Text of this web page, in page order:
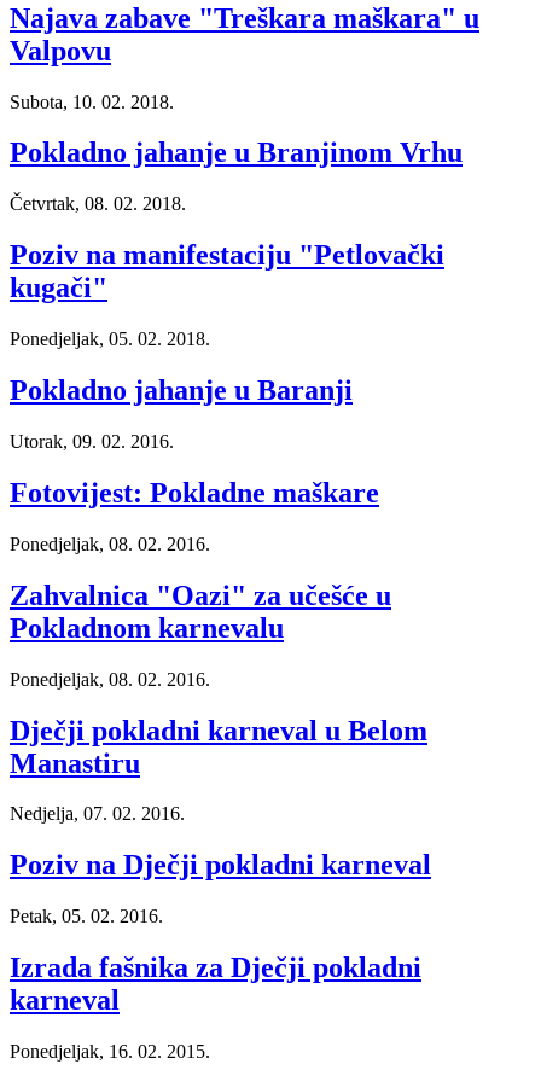
Najava zabave "Treškara maškara" u
Valpovu
Subota, 10. 02. 2018.
Pokladno jahanje u Branjinom Vrhu
Četvrtak, 08. 02. 2018.
Poziv na manifestaciju "Petlovački
kugači"
Ponedjeljak, 05. 02. 2018.
Pokladno jahanje u Baranji
Utorak, 09. 02. 2016.
Fotovijest: Pokladne maškare
Ponedjeljak, 08. 02. 2016.
Zahvalnica "Oazi" za učešće u
Pokladnom karnevalu
Ponedjeljak, 08. 02. 2016.
Dječji pokladni karneval u Belom
Manastiru
Nedjelja, 07. 02. 2016.
Poziv na Dječji pokladni karneval
Petak, 05. 02. 2016.
Izrada fašnika za Dječji pokladni
karneval
Ponedjeljak, 16. 02. 2015.